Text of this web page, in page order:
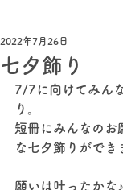
七夕飾り
2022年7月26日
7/7に向けてみん
り。
短冊にみんなのお
な七夕飾りができ
願いは叶ったかな♪